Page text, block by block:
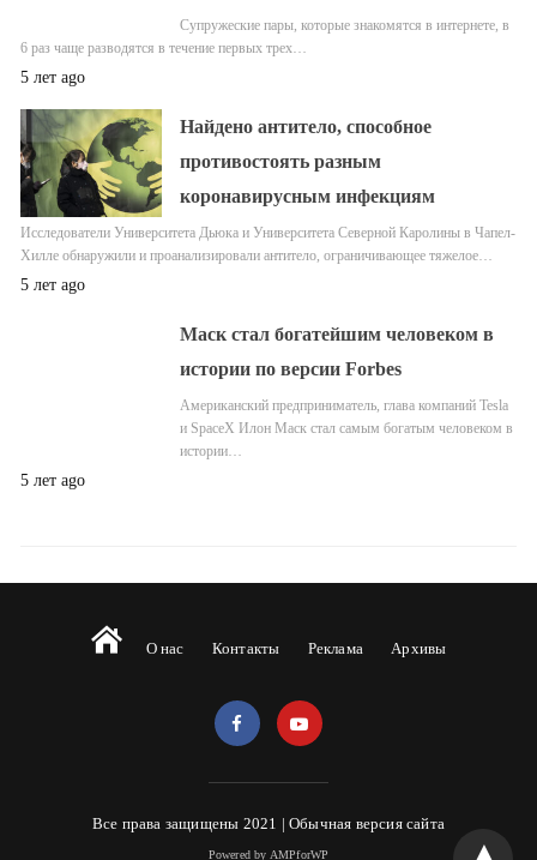
Супружеские пары, которые знакомятся в интернете, в
6 раз чаще разводятся в течение первых трех…
5 лет ago
Найдено антитело, способное
противостоять разным
коронавирусным инфекциям
Исследователи Университета Дьюка и Университета Северной Каролины в Чапел-
Хилле обнаружили и проанализировали антитело, ограничивающее тяжелое…
5 лет ago
Маск стал богатейшим человеком в
истории по версии Forbes
Американский предприниматель, глава компаний Tesla
и SpaceX Илон Маск стал самым богатым человеком в
истории…
5 лет ago
О нас Контакты Реклама Архивы
Все права защищены 2021 |Обычная версия сайта
Powered by AMPforWP